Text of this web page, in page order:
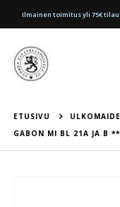
Ilmainen toimitus yli 75€
ETUSIVU
GABON MI BL 21A JA B